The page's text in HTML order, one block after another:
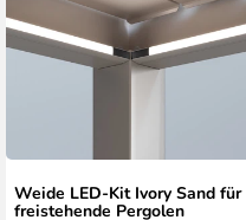
Weide LED-Kit Ivory Sand für
freistehende Pergolen